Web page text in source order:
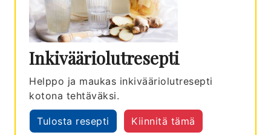
Inkivääriolutresepti
Helppo ja maukas inkivääriolutresepti
kotona tehtäväksi.
Tulosta resepti Kiinnitä tämä